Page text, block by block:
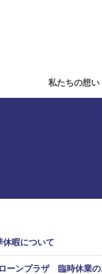
私たちの想い
休暇について
ーンプラザ 臨時休業の